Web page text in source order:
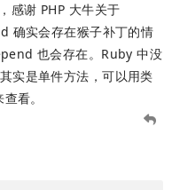
感谢 PHP 大牛关于
确实会存在猴子补丁的情
也会存在。Ruby 中没
实是单件方法，可以用类
看。